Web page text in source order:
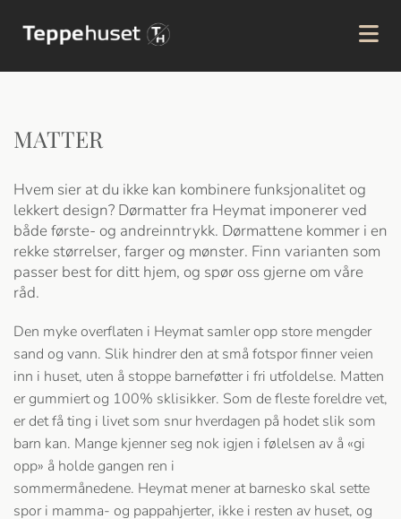
MATTER
Hvem sier at du ikke kan kombinere funksjonalitet og
lekkert design? Dørmatter fra Heymat imponerer ved
både første- og andreinntrykk. Dørmattene kommer i en
rekke størrelser, farger og mønster. Finn varianten som
passer best for ditt hjem, og spør oss gjerne om våre
råd.
Den myke overflaten i Heymat samler opp store mengder
sand og vann. Slik hindrer den at små fotspor finner veien
inn i huset, uten å stoppe barneføtter i fri utfoldelse. Matten
er gummiert og 100% sklisikker. Som de fleste foreldre vet,
er det få ting i livet som snur hverdagen på hodet slik som
barn kan. Mange kjenner seg nok igjen i følelsen av å «gi
opp» å holde gangen ren i
sommermånedene. Heymat mener at barnesko skal sette
spor i mamma- og pappahjerter, ikke i resten av huset, og